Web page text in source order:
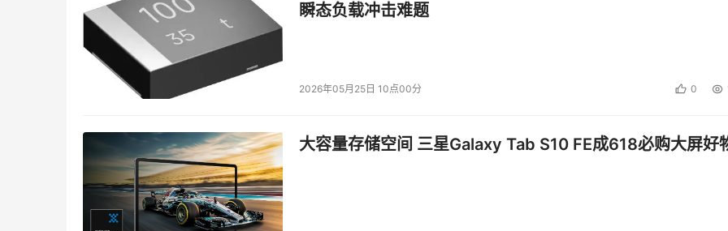
瞬态负载冲击难题
2026年05月25日 10点00分 0
大容量存储空间 三星Galaxy Tab S10 FE成618必购大屏好